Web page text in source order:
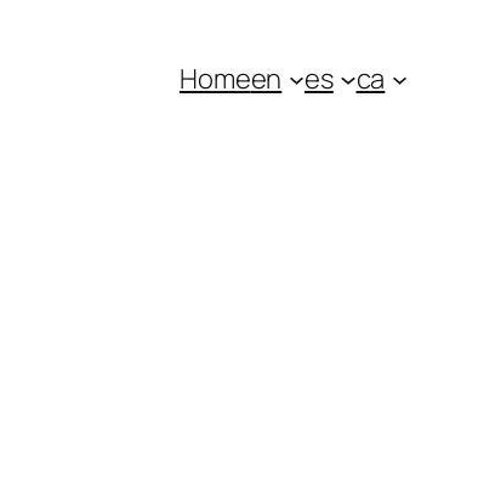
Homeen es ca